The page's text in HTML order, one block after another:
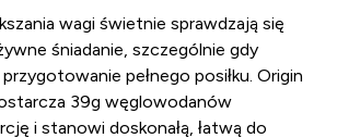
wagi świetnie sprawdzają się
śniadanie, szczególnie gdy
pełnego posiłku. Origin
39g węglowodanów
i stanowi doskonałą, łatwą do